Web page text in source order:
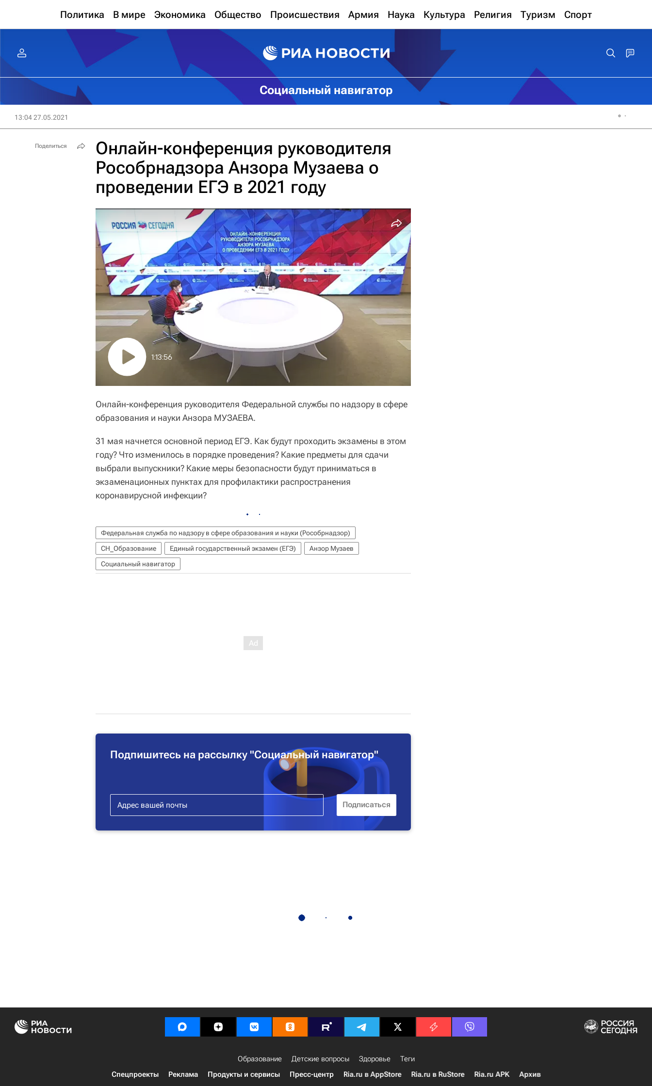
Политика В мире Экономика Общество Происшествия Армия Наука Культура Религия Туризм Спорт
Социальный навигатор
13:04 27.05.2021
Онлайн-конференция руководителя
Рособрнадзора Анзора Музаева о
проведении ЕГЭ в 2021 году
1:13:56
Онлайн-конференция руководителя Федеральной службы по надзору в сфере
образования и науки Анзора МУЗАЕВА.
31 мая начнется основной период ЕГЭ. Как будут проходить экзамены в этом
году? Что изменилось в порядке проведения? Какие предметы для сдачи
выбрали выпускники? Какие меры безопасности будут приниматься в
экзаменационных пунктах для профилактики распространения
коронавирусной инфекции?
Федеральная служба по надзору в сфере образования и науки (Рособрнадзор)
СН_Образование
Единый государственный экзамен (ЕГЭ)
Анзор Музаев
Социальный навигатор
Подпишитесь на рассылку "Социальный навигатор"
Поделиться
Образование Детские вопросы Здоровье
Теги
Спецпроекты
Реклама Продукты и сервисы Пресс-центр Ria.ru в AppStore Ria.ru в RuStore Ria.ru APK Архив